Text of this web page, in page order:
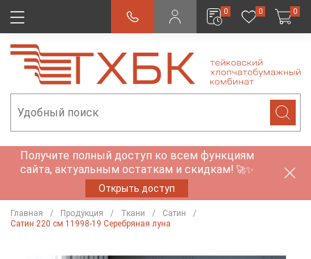
0 0 0
Получите полный доступ ко всем функциям
сайта, актуальным остаткам и скидкам! 🚀✨
Открыть доступ
Главная Продукция Ткани
Сатин
Сатин 220 см 11998-19 Серебряная луна